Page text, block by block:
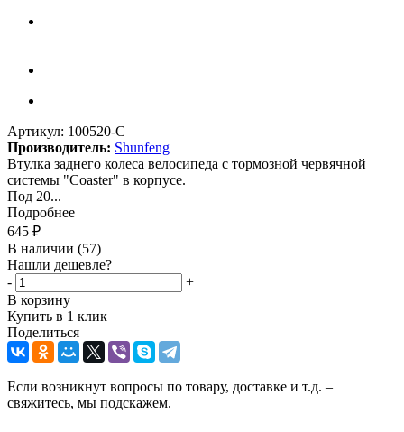
Артикул: 100520-C
Производитель: Shunfeng
Втулка заднего колеса велосипеда с тормозной червячной
системы "Coaster" в корпусе.
Под 20...
Подробнее
645 ₽
В наличии (57)
Нашли дешевле?
-
+
В корзину
Купить в 1 клик
Поделиться
Если возникнут вопросы по товару, доставке и т.д. –
свяжитесь, мы подскажем.